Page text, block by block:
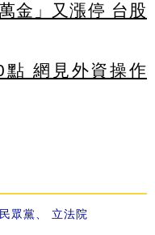
金」又漲停 台股
點 網見外資操作
民眾黨、 立法院